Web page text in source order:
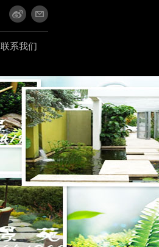
联系我们